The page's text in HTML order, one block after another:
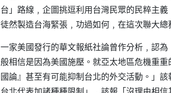
台」路線﹐企圖挑逗利用台灣民眾的民粹主
徒然製造台海緊張﹐功過如何﹐在這次聯大
一家美國發行的華文報紙社論曾作分析﹐認
般相信是因為美國施壓。就亞太地區危機重
國論』甚至有可能抑制台北的外交活動。」